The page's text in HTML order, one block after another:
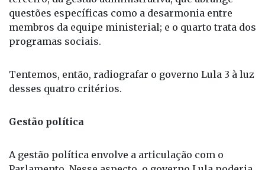
membros da equipe ministerial; e o quarto trata dos
programas sociais.
desses quatro critérios.
Parlamento. Nesse aspecto, o governo Lula poderia
ter se saído melhor, ficando aquém das